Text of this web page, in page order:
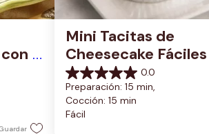
Mini Tacitas de
Cheesecake Fáciles
0.0
0.0
de
5
estrellas.
Preparación: 15 min,
Cocción: 15 min
Fácil